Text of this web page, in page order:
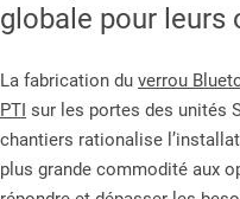
globale pour leurs
La fabrication du verrou
PTI sur les portes des unités
chantiers rationalise
plus grande commodité aux